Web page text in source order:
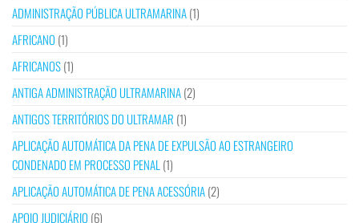
ADMINISTRAÇÃO PÚBLICA ULTRAMARINA(1)
AFRICANO (1)
AFRICANOS(1)
ANTIGA ADMINISTRAÇÃO ULTRAMARINA(2)
ANTIGOS TERRITÓRIOS DO ULTRAMAR (1)
APLICAÇÃO AUTOMÁTICA DA PENA DE EXPULSÃO AO ESTRANGEIRO
CONDENADO EM PROCESSO PENAL (1)
APLICAÇÃO AUTOMÁTICA DE PENA ACESSÓRIA(2)
APOIO JUDICIÁRIO (6)